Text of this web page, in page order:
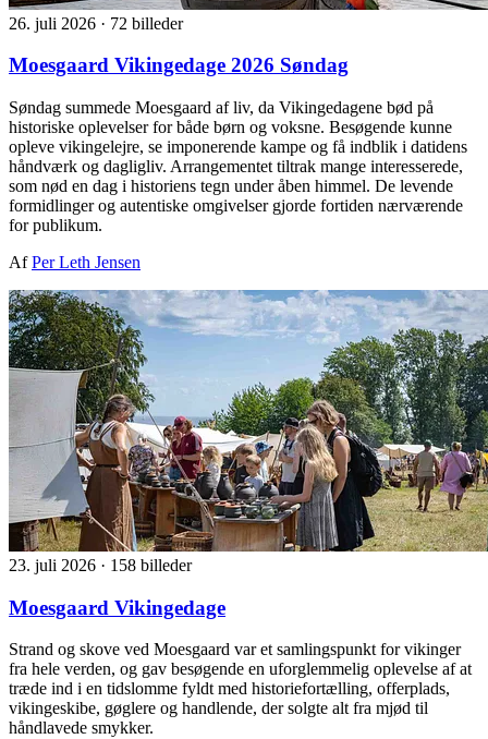
26. juli 2026 · 72 billeder
Moesgaard Vikingedage 2026 Søndag
Søndag summede Moesgaard af liv, da Vikingedagene bød på
historiske oplevelser for både børn og voksne. Besøgende kunne
opleve vikingelejre, se imponerende kampe og få indblik i datidens
håndværk og dagligliv. Arrangementet tiltrak mange interesserede,
som nød en dag i historiens tegn under åben himmel. De levende
formidlinger og autentiske omgivelser gjorde fortiden nærværende
for publikum.
AfPer Leth Jensen
23. juli 2026 · 158 billeder
Moesgaard Vikingedage
Strand og skove ved Moesgaard var et samlingspunkt for vikinger
fra hele verden, og gav besøgende en uforglemmelig oplevelse af at
træde ind i en tidslomme fyldt med historiefortælling, offerplads,
vikingeskibe, gøglere og handlende, der solgte alt fra mjød til
håndlavede smykker.